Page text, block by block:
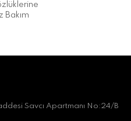
Bakım
Savcı Apartmanı No:24/B